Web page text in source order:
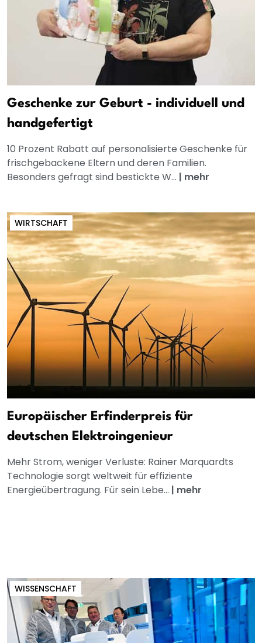
Geschenke zur Geburt - individuell und
handgefertigt
10 Prozent Rabatt auf personalisierte Geschenke für
frischgebackene Eltern und deren Familien.
Besonders gefragt sind bestickte W... | mehr
WIRTSCHAFT
Europäischer Erfinderpreis für
deutschen Elektroingenieur
Mehr Strom, weniger Verluste: Rainer Marquardts
Technologie sorgt weltweit für effiziente
Energieübertragung. Für sein Lebe... | mehr
WISSENSCHAFT